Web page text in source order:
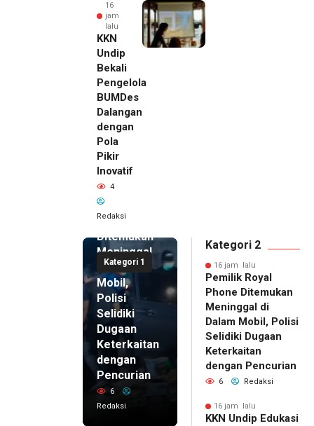
16
jam
lalu
KKN
Undip
Bekali
Pengelola
BUMDes
Dalangan
dengan
Pola
Pikir
Inovatif
4
Redaksi
Kategori 1
Pemilik
Royal
Phone
Ditemukan
Meninggal
di Dalam
Mobil,
Polisi
Selidiki
Dugaan
Keterkaitan
dengan
Pencurian
6
Redaksi
Kategori 2
16 jam lalu
Pemilik Royal
Phone Ditemukan
Meninggal di
Dalam Mobil, Polisi
Selidiki Dugaan
Keterkaitan
dengan Pencurian
6 Redaksi
16 jam lalu
KKN Undip Edukasi